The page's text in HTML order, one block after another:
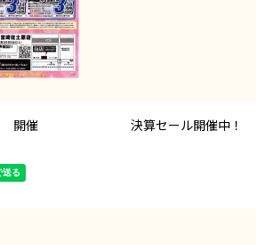
開催 決算セール開催中！